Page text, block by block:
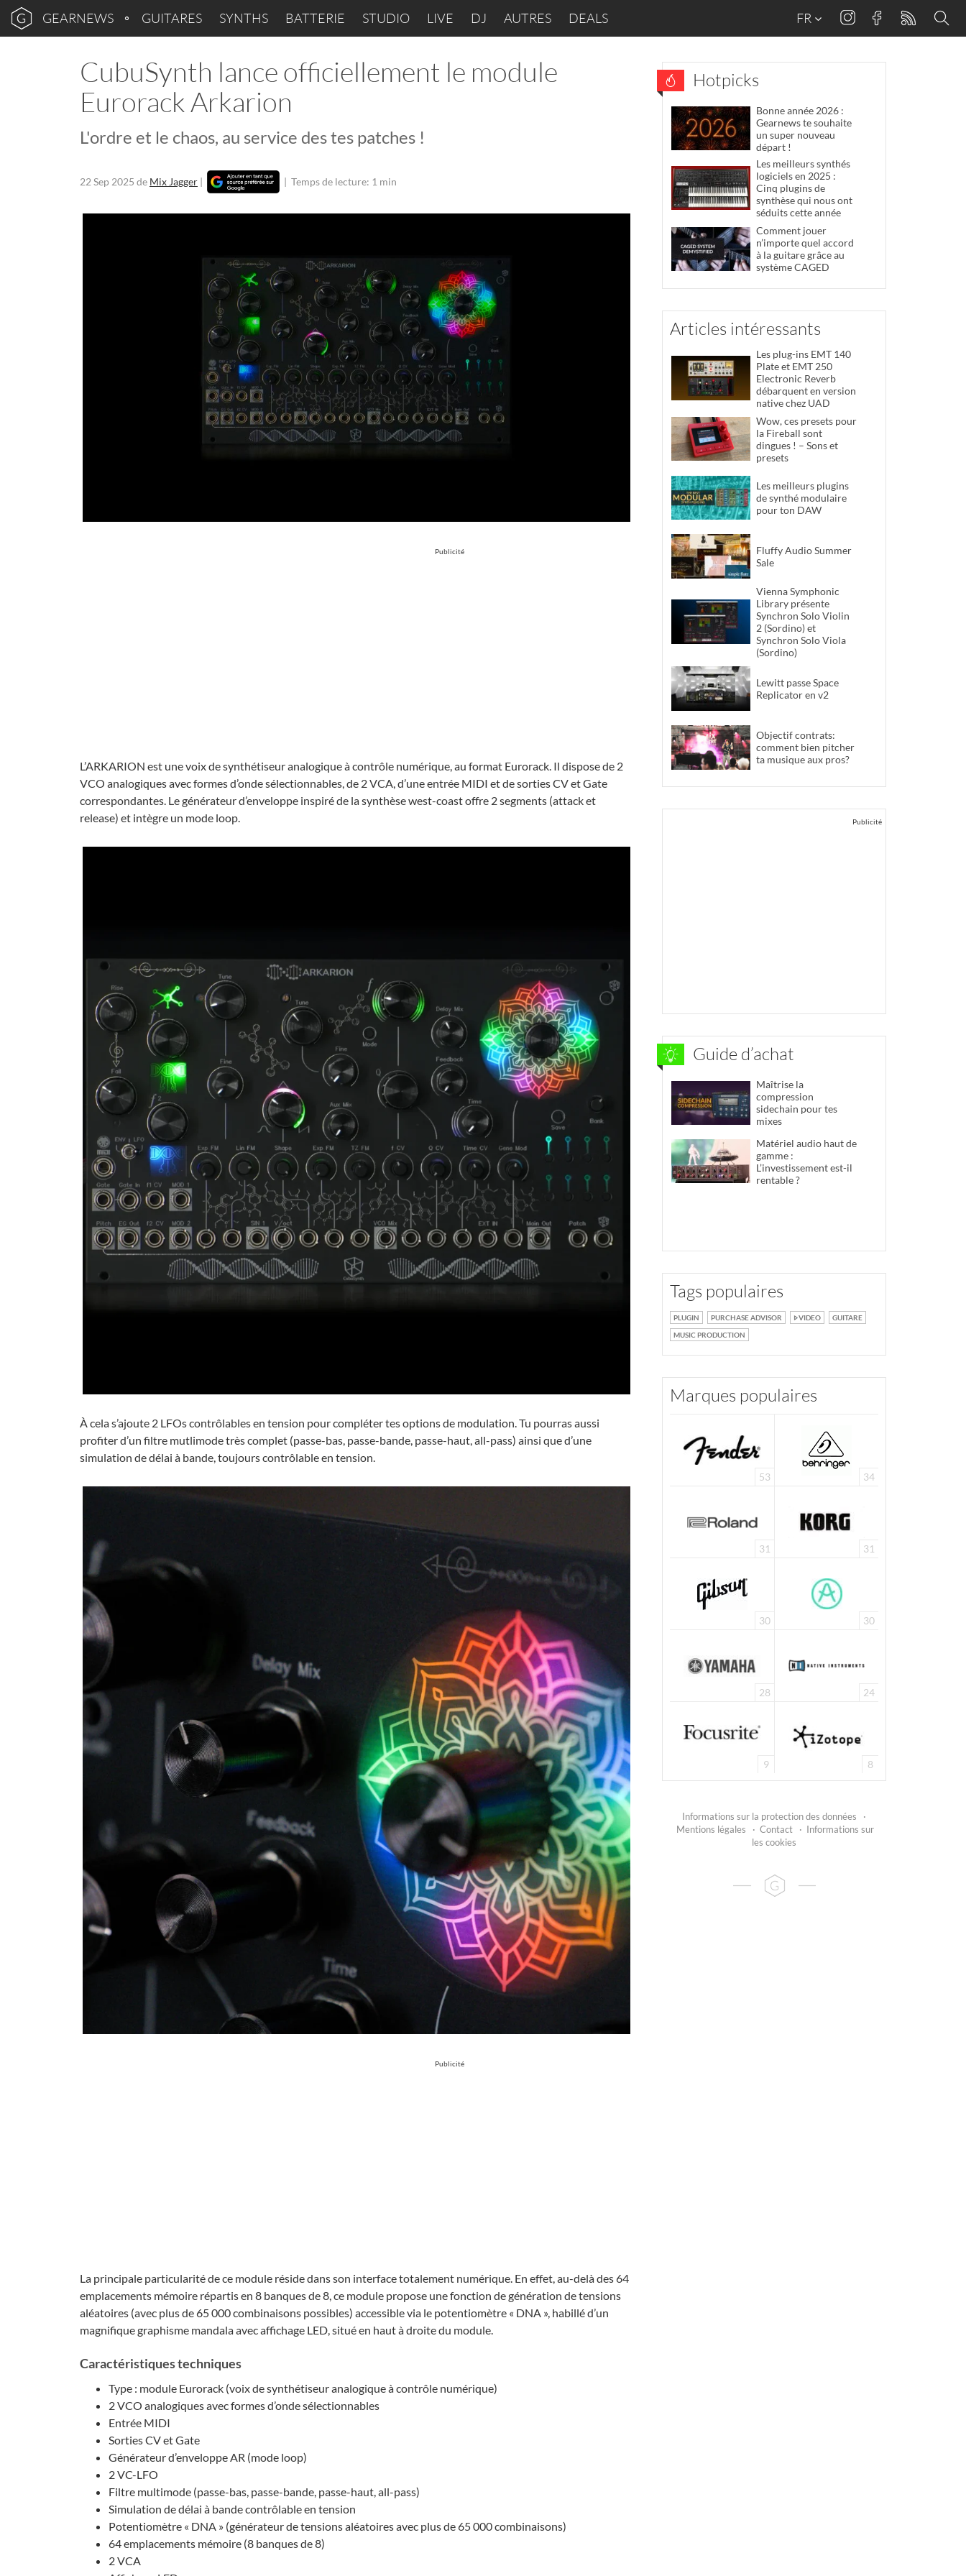
GEARNEWS GUITARES SYNTHS BATTERIE STUDIO LIVE DJ AUTRES DEALS FR
CubuSynth lance officiellement le module
Eurorack Arkarion
L'ordre et le chaos, au service des tes patches !
22 Sep 2025 de Mix Jagger | | Temps de lecture: 1 min
Publicité
L’ARKARION est une voix de synthétiseur analogique à contrôle numérique, au format Eurorack. Il dispose de 2
VCO analogiques avec formes d’onde sélectionnables, de 2 VCA, d’une entrée MIDI et de sorties CV et Gate
correspondantes. Le générateur d’enveloppe inspiré de la synthèse west-coast offre 2 segments (attack et
release) et intègre un mode loop.
À cela s’ajoute 2 LFOs contrôlables en tension pour compléter tes options de modulation. Tu pourras aussi
profiter d’un filtre mutlimode très complet (passe-bas, passe-bande, passe-haut, all-pass) ainsi que d’une
simulation de délai à bande, toujours contrôlable en tension.
Publicité
La principale particularité de ce module réside dans son interface totalement numérique. En effet, au-delà des 64
emplacements mémoire répartis en 8 banques de 8, ce module propose une fonction de génération de tensions
aléatoires (avec plus de 65 000 combinaisons possibles) accessible via le potentiomètre « DNA », habillé d’un
magnifique graphisme mandala avec affichage LED, situé en haut à droite du module.
Caractéristiques techniques
Type : module Eurorack (voix de synthétiseur analogique à contrôle numérique)
2 VCO analogiques avec formes d’onde sélectionnables
Entrée MIDI
Sorties CV et Gate
Générateur d’enveloppe AR (mode loop)
2 VC-LFO
Filtre multimode (passe-bas, passe-bande, passe-haut, all-pass)
Simulation de délai à bande contrôlable en tension
Potentiomètre « DNA » (générateur de tensions aléatoires avec plus de 65 000 combinaisons)
64 emplacements mémoire (8 banques de 8)
2 VCA
Hotpicks
Bonne année 2026 :
Gearnews te souhaite
un super nouveau
départ !
Les meilleurs synthés
logiciels en 2025 :
Cinq plugins de
synthèse qui nous ont
séduits cette année
Comment jouer
n’importe quel accord
à la guitare grâce au
système CAGED
Articles intéressants
Les plug-ins EMT 140
Plate et EMT 250
Electronic Reverb
débarquent en version
native chez UAD
Wow, ces presets pour
la Fireball sont
dingues ! – Sons et
presets
Les meilleurs plugins
de synthé modulaire
pour ton DAW
Fluffy Audio Summer
Sale
Vienna Symphonic
Library présente
Synchron Solo Violin
2 (Sordino) et
Synchron Solo Viola
(Sordino)
Lewitt passe Space
Replicator en v2
Objectif contrats:
comment bien pitcher
ta musique aux pros?
Publicité
Guide d’achat
Maîtrise la
compression
sidechain pour tes
mixes
Matériel audio haut de
gamme :
L’investissement est-il
rentable ?
Tags populaires
PLUGIN PURCHASE ADVISOR VIDEO
GUITARE
MUSIC PRODUCTION
Marques populaires
53 34
31 31
30 30
28 24
9 8
Informations sur la protection des données
·
Mentions légales
· Contact · Informations sur
les cookies